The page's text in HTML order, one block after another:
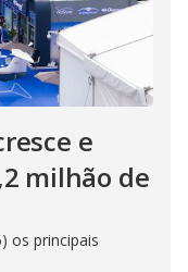
e
milhão de
os principais